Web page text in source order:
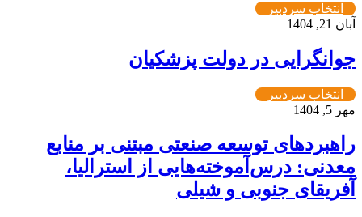
انتخاب سردبیر
آبان 21, 1404
جوانگرایی در دولت پزشکیان
انتخاب سردبیر
مهر 5, 1404
راهبردهای توسعه صنعتی مبتنی بر منابع
معدنی: درس‌آموخته‌هایی از استرالیا،
آفریقای جنوبی و شیلی